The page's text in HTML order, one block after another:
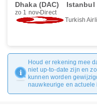
Dhaka (DAC) Istanbul
zo 1 nov Direct
Turkish
Houd er rekening mee
niet up-to-date zijn en
kunnen worden
nauwkeurige en actuele